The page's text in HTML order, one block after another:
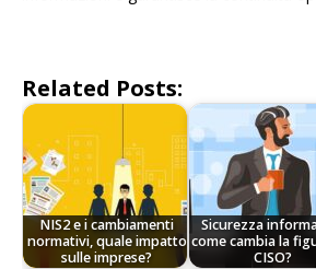
Related Posts:
NIS2 e i cambiamenti
normativi, quale impatto
sulle imprese?
Sicurezza
come cambia la
CISO?